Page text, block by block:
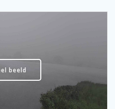
beeld